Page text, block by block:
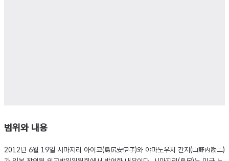
범위와 내용
2012년 6월 19일 시마지리 아이코(島尻安伊子)와 야마노우치 간지(山野内勘二)